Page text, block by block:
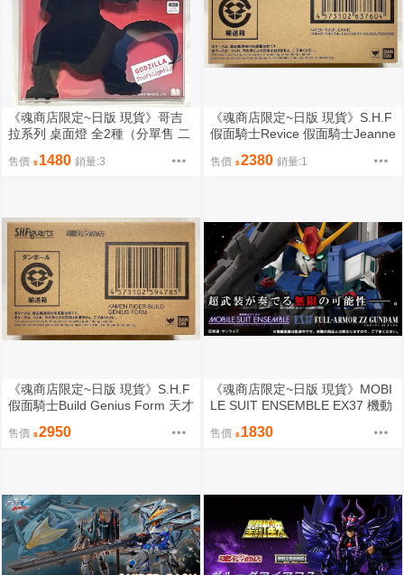
《魂商店限定~日版 現貨》哥吉
拉系列 桌面燈 全2種（分單售 二
售價 1480 銷量:3
《魂商店限定~日版 現貨》S.H.F
假面騎士Revice 假面騎士Jeanne
因組 SHF（全新未拆封）
售價 2380 銷量:1
《魂商店限定~日版 現貨》S.H.F
假面騎士Build Genius Form 天才
售價 2950
《魂商店限定~日版 現貨》MOBI
LE SUIT ENSEMBLE EX37 機動
未拆封）
售價 1830